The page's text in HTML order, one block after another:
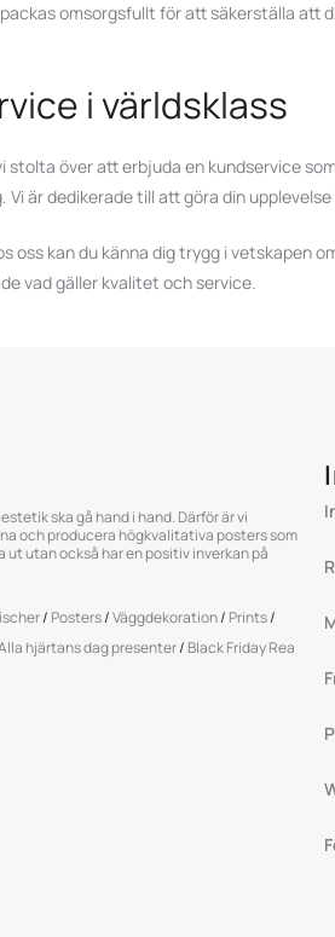
omsorgsfullt för att säkerställa att
i världsklass
stolta över att erbjuda en kundservice
Vi är dedikerade till att göra din
oss kan du känna dig trygg i
vad gäller kvalitet och service.
ska gå hand i hand. Därför är vi
och producera högkvalitativa posters som
ut utan också har en positiv inverkan på
/ Posters/Väggdekoration/ Prints/
hjärtans dag presenter/ Black Friday Rea